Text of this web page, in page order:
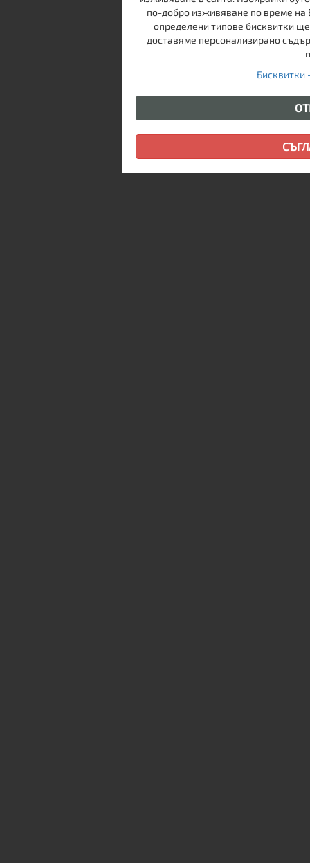
по-добро изживяване по време на
определени типове бисквитки
доставяме персонализирано